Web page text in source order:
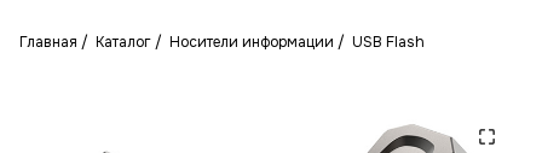
Главная Каталог Носители информации USB Flash